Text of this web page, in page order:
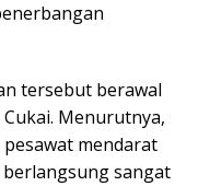
tersebut berawal
Menurutnya,
mendarat
sangat